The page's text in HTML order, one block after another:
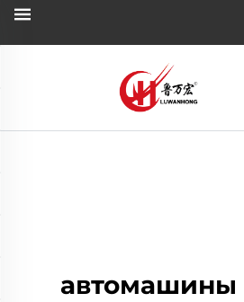
автомашины